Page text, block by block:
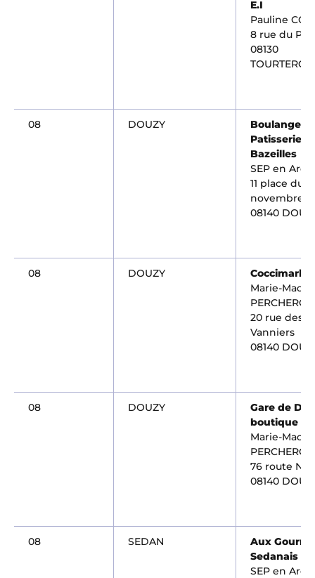
E.I
Pauline
8 rue du
08130
TOURTERON
08 DOUZY
Boulangerie
Patisserie
Bazeilles
SEP en
11 place du 11
novembre
08140
08 DOUZY
Marie-
PERCHERON
20 rue des
Vanniers
08140
08 DOUZY
Gare de
boutique
Marie-
PERCHERON
76 route
08140
08 SEDAN
Aux
Sedanais
SEP en